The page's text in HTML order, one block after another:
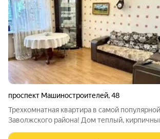
проспект Машиностроителей,48
Трехкомнатная квартира в самой
Заволжского района! Дом теплый,